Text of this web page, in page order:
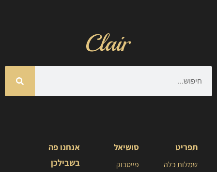
תפריט
שמלות כלה
סושיאל
פייסבוק
אנחנו פה
בשבילכן